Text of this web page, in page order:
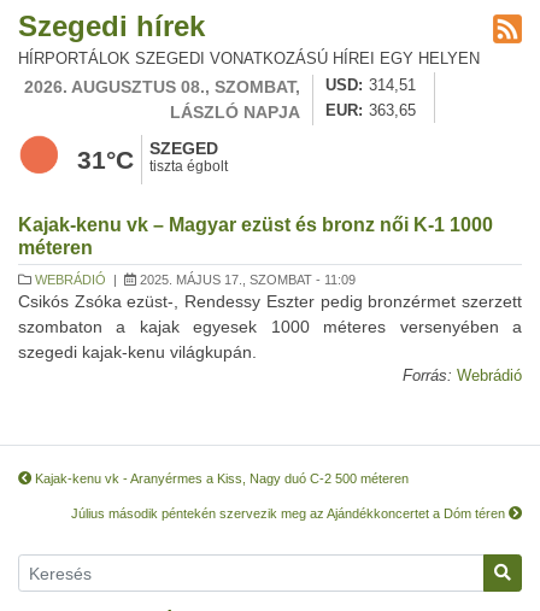
Szegedi hírek
HÍRPORTÁLOK SZEGEDI VONATKOZÁSÚ HÍREI EGY HELYEN
2026. AUGUSZTUS 08., SZOMBAT,
LÁSZLÓ NAPJA
USD
314,51
EUR
363,65
31°C SZEGED
tiszta égbolt
Kajak-kenu vk – Magyar ezüst és bronz női K-1 1000
méteren
WEBRÁDIÓ | 2025. MÁJUS 17., SZOMBAT - 11:09
Csikós Zsóka ezüst-, Rendessy Eszter pedig bronzérmet szerzett
szombaton a kajak egyesek 1000 méteres versenyében a
szegedi kajak-kenu világkupán.
Forrás: Webrádió
Kajak-kenu vk - Aranyérmes a Kiss, Nagy duó C-2 500 méteren
Július második péntekén szervezik meg az Ajándékkoncertet a Dóm téren